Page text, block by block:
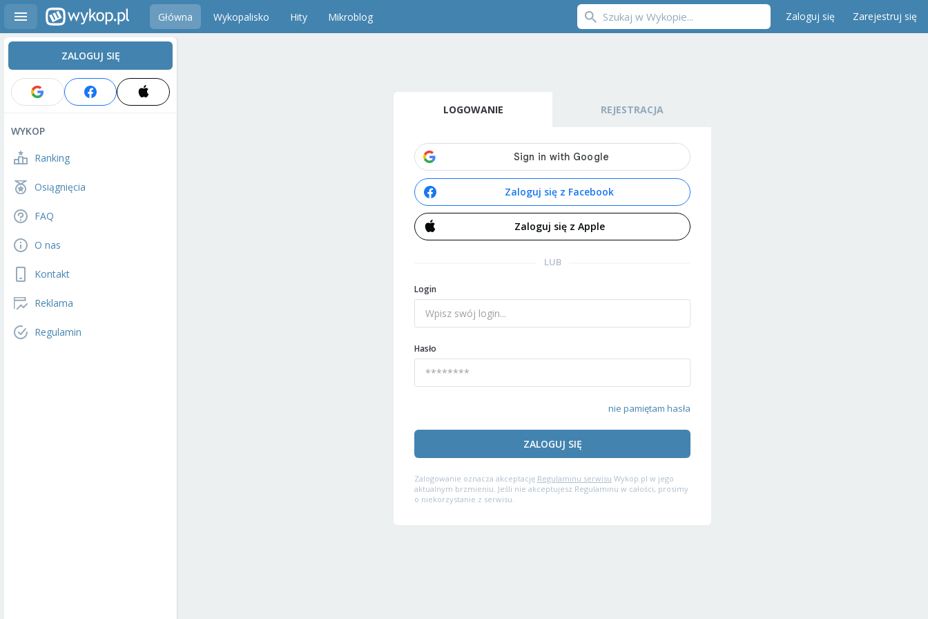
Główna Wykopalisko Hity Mikroblog Zaloguj się Zarejestruj się
ZALOGUJ SIĘ
WYKOP
Ranking
Osiągnięcia
FAQ
O nas
Kontakt
Reklama
Regulamin
LOGOWANIE REJESTRACJA
Zaloguj się z Facebook
Zaloguj się z Apple
LUB
Login
Hasło
nie pamiętam hasła
ZALOGUJ SIĘ
Zalogowanie oznacza akceptację Regulaminu serwisu Wykop.pl w jego
aktualnym brzmieniu. Jeśli nie akceptujesz Regulaminu w całości, prosimy
o niekorzystanie z serwisu.